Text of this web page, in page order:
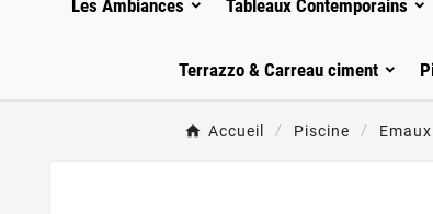
Les Ambiances Tableaux Contemporains
Terrazzo & Carreau ciment
Accueil Piscine